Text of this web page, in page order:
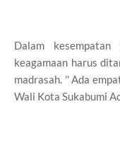
Dalam
keagamaan harus
madrasah. '' Ada
Wali Kota Sukabumi